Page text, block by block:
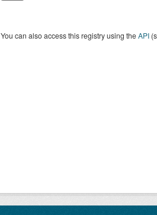
You can also access this registry using theAPI